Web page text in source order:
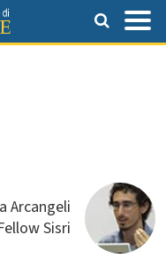
Arcangeli
Sisri